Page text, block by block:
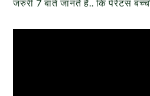
जरुरी 7 बातें जानते हैं.. कि पेरेंटस